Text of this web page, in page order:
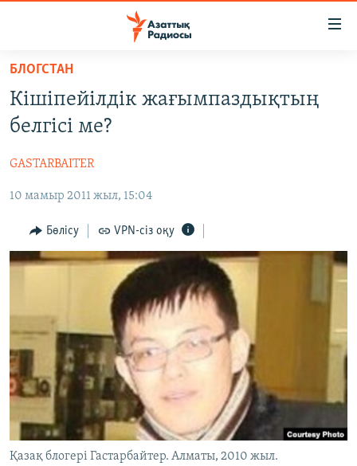
Skip
main
content
to
Navigation
Search
САЯСАТ
ҚАҢТАР ОҚИҒАСЫ
АДАМ ҚҰҚЫҚТАРЫ
ӘЛЕУМЕТ
ӘЛЕМ
АРНАЙЫ ЖОБАЛАР
Русский
ЖАЗЫЛЫҢЫЗ
Басқа тілдерде
БЛОГСТАН
Кішіпейілдік жағымпаздықтың
белгісі ме?
GASTARBAITER
10 мамыр 2011 жыл, 15:04
Бөлісу VPN-сіз оқу
Қазақ блогері Гастарбайтер. Алматы, 2010 жыл.